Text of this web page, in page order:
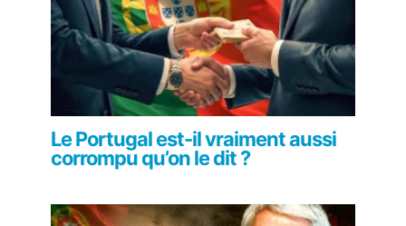
Le Portugal est-il vraiment aussi
corrompu qu’on le dit ?